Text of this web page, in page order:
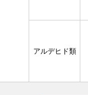
アルデヒド類